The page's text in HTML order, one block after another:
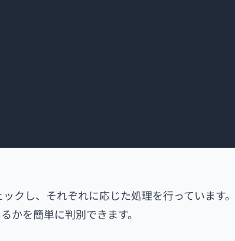
クし、それぞれに応じた処理を行っています。
かを簡単に判別できます。